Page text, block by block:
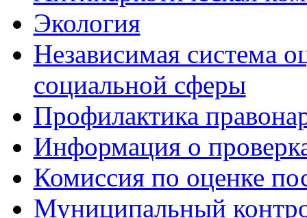
Экология
Независимая система
социальной сферы
Профилактика
Информация о
Комиссия по оценке
Муниципальный